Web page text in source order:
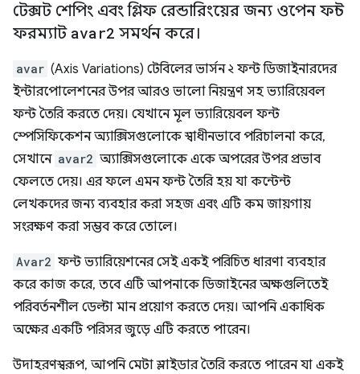
টেক্সট শেপিং এবং গ্লিফ রেন্ডারিংয়ের জন্য ওপেন ফন্ট
ফরম্যাট avar2 সমর্থন করে।
avar (Axis Variations) টেবিলের ভার্সন ২ ফন্ট ডিজাইনারদের
ইন্টারপোলেশনের উপর আরও ভালো নিয়ন্ত্রণ সহ ভ্যারিয়েবল
ফন্ট তৈরি করতে দেয়। যেখানে মূল ভ্যারিয়েবল ফন্ট
স্পেসিফিকেশন অ্যাক্সিসগুলোকে স্বাধীনভাবে পরিচালনা করে,
সেখানে avar2 অ্যাক্সিসগুলোকে একে অপরের উপর প্রভাব
ফেলতে দেয়। এর ফলে এমন ফন্ট তৈরি হয় যা কন্টেন্ট
লেখকদের জন্য ব্যবহার করা সহজ এবং এটি কম জায়গায়
সংরক্ষণ করা সম্ভব করে তোলে।
Avar2 ফন্ট ভ্যারিয়েশনের সেই একই পরিচিত ধারণা ব্যবহার
করে কাজ করে, তবে এটি আপনাকে ডিজাইনের অক্ষগুলিতেই
পরিবর্তনশীল ডেল্টা মান প্রয়োগ করতে দেয়। আপনি একাধিক
অক্ষের একটি পরিসর জুড়ে এটি করতে পারেন।
উদাহরণস্বরূপ, আপনি মেটা স্লাইডার তৈরি করতে পারেন যা একই